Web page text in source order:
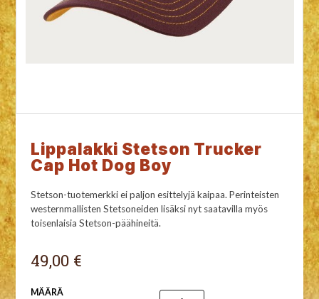
Lippalakki Stetson Trucker
Cap Hot Dog Boy
Stetson-tuotemerkki ei paljon esittelyjä kaipaa. Perinteisten
westernmallisten Stetsoneiden lisäksi nyt saatavilla myös
toisenlaisia Stetson-päähineitä.
49,00 €
MÄÄRÄ